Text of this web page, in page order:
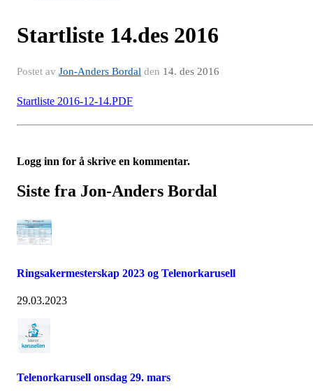
Startliste 14.des 2016
Postet av Jon-Anders Bordal den 14. des 2016
Startliste 2016-12-14.PDF
Logg inn for å skrive en kommentar.
Siste fra Jon-Anders Bordal
Ringsakermesterskap 2023 og Telenorkarusell
29.03.2023
Telenorkarusell onsdag 29. mars